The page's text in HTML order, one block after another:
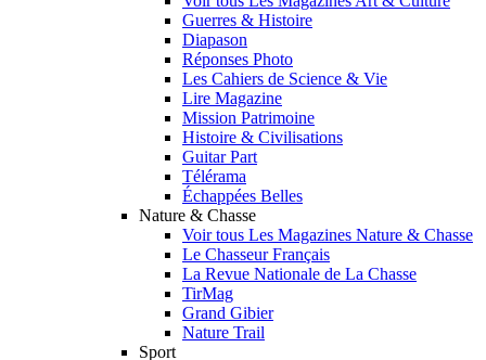
Guerres & Histoire
Diapason
Réponses Photo
Les Cahiers de Science & Vie
Lire Magazine
Mission Patrimoine
Histoire & Civilisations
Guitar Part
Télérama
Échappées Belles
Nature & Chasse
Voir tous Les Magazines Nature & Chasse
Le Chasseur Français
La Revue Nationale de La Chasse
TirMag
Grand Gibier
Nature Trail
Sport